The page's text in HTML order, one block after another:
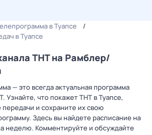
в Туапсе
в Туапсе
ТНТ на Рамблер/
— это всегда актуальная программа
Узнайте, что покажет ТНТ в Туапсе,
и сохраните их свою
Здесь вы найдете расписание на
неделю. Комментируйте и обсуждайте